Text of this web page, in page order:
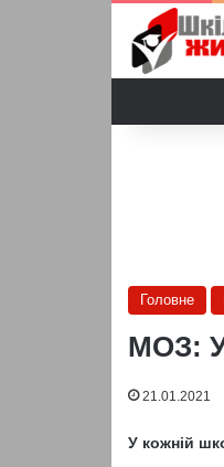
Головне
МОЗ: У
21.01.2021
У кожній